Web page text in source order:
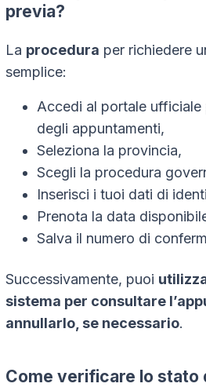
previa?
La procedura per richiedere
semplice:
Accedi al portale
degli appuntamenti,
Seleziona la provincia,
Scegli la procedura
Inserisci i tuoi dati di
Prenota la data
Salva il numero di
Successivamente, puoi
sistema per consultare
annullarlo, se necessario.
Come verificare lo stato